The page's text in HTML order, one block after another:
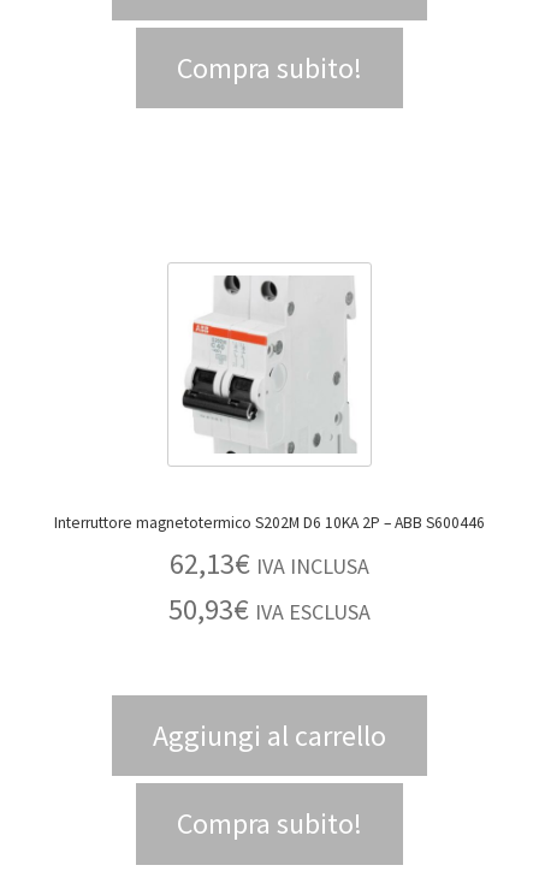
Compra subito!
Interruttore magnetotermico S202M D6 10KA 2P – ABB S600446
62,13€ IVA INCLUSA
50,93€ IVA ESCLUSA
Aggiungi al carrello
Compra subito!